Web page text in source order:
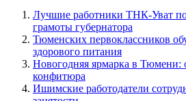
Лучшие работники ТНК-Уват
грамоты губернатора
Тюменских первоклассников
здорового питания
Новогодняя ярмарка в Тюмени:
конфитюра
Ишимские работодатели